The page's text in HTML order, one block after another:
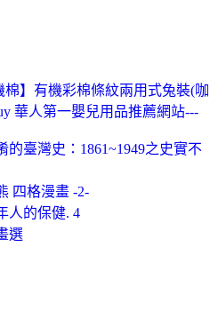
棉】有機彩棉條紋兩用式兔裝(咖
華人第一嬰兒用品推薦網站---
的臺灣史：1861~1949之史實不
四格漫畫 -2-
人的保健. 4
選